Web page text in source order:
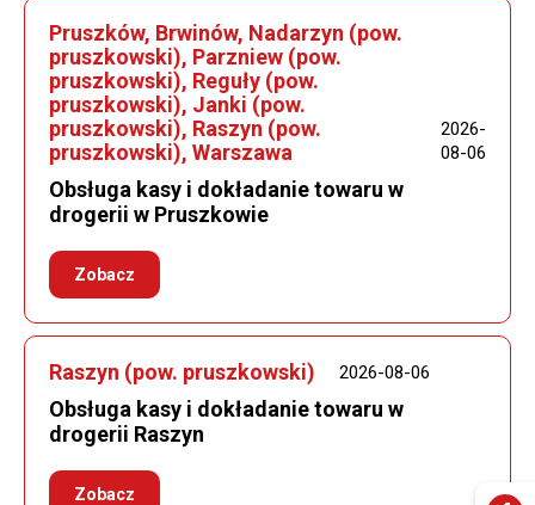
Pruszków, Brwinów, Nadarzyn (pow.
pruszkowski), Parzniew (pow.
pruszkowski), Reguły (pow.
pruszkowski), Janki (pow.
pruszkowski), Raszyn (pow.
pruszkowski), Warszawa
2026-
08-06
Obsługa kasy i dokładanie towaru w
drogerii w Pruszkowie
Zobacz
Raszyn (pow. pruszkowski) 2026-08-06
Obsługa kasy i dokładanie towaru w
drogerii Raszyn
Zobacz